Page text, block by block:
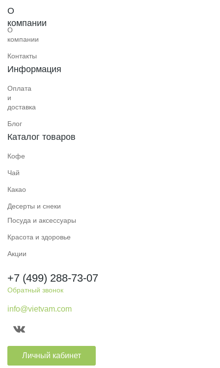
О
компании
Информация
О
компании
Контакты
Оплата
и
доставка
Блог
Каталог товаров
Кофе
Чай
Какао
Десерты и снеки
Посуда и аксессуары
Красота и здоровье
Акции
+7 (499) 288-73-07
Обратный звонок
info@vietvam.com
Личный кабинет